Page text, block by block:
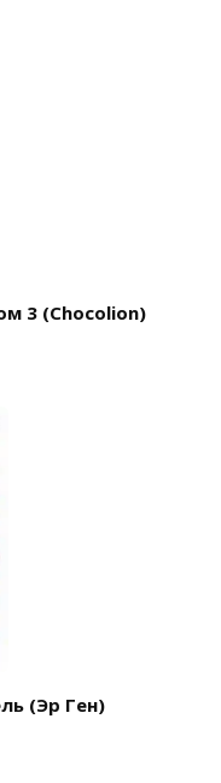
3 (Chocolion)
(Эр Ген)